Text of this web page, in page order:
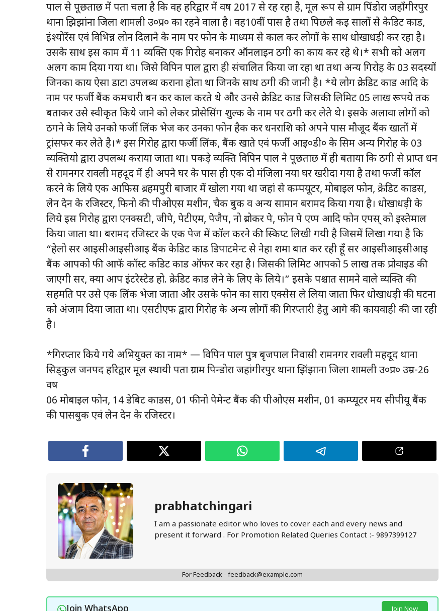
पाल से पूछताछ में पता चला है कि वह हरिद्वार में वर्ष 2017 से रह रहा है, मूल रूप से ग्राम पिंडोरा जहाँगीरपुर
थाना झिझांना जिला शामली उ०प्र० का रहने वाला है। वह10वीं पास है तथा पिछले कई सालों से केडिट कार्ड,
इंश्योरेंस एवं विभिन्न लोन दिलाने के नाम पर फोन के माध्यम से काल कर लोगों के साथ धोखाधड़ी कर रहा है।
उसके साथ इस काम में 11 व्यक्ति एक गिरोह बनाकर ऑनलाइन ठगी का कार्य कर रहे थे।* सभी को अलग
अलग काम दिया गया था। जिसे विपिन पाल द्वारा ही संचालित किया जा रहा था तथा अन्य गिरोह के 03 सदस्यों
जिनका कार्य ऐसा डाटा उपलब्ध कराना होता था जिनके साथ ठगी की जानी है। *ये लोग क्रेडिट कार्ड आदि के
नाम पर फर्जी बैंक कर्मचारी बन कर काल करते थे और उनसे क्रेडिट कार्ड जिसकी लिमिट 05 लाख रूपये तक
बताकर उसे स्वीकृत किये जाने को लेकर प्रोसेसिंग शुल्क के नाम पर ठगी कर लेते थे। इसके अलावा लोगों को
ठगने के लिये उनको फर्जी लिंक भेज कर उनका फोन हैक कर धनराशि को अपने पास मौजूद बैंक खातों में
ट्रांसफर कर लेते है।* इस गिरोह द्वारा फर्जी लिंक, बैंक खाते एवं फर्जी आई०डी० के सिम अन्य गिरोह के 03
व्यक्तियो द्वारा उपलब्ध कराया जाता था। पकड़े व्यक्ति विपिन पाल ने पूछताछ में ही बताया कि ठगी से प्राप्त धन
से रामनगर रावली महदूद में ही अपने घर के पास ही एक दो मंजिला नया घर खरीदा गया है तथा फर्जी कॉल
करने के लिये एक आफिस ब्रहमपुरी बाजार में खोला गया था जहां से कम्पयूटर, मोबाईल फोन, क्रेडिट कार्डस,
लेन देन के रजिस्टर, फिनो की पीओएस मशीन, चैक बुक व अन्य सामान बरामद किया गया है। धोखाधड़ी के
लिये इस गिरोह द्वारा एनक्सटी, जीपे, पेटीएम, पेजैप, नो ब्रोकर पे, फोन पे एप्प आदि फोन एपस् को इस्तेमाल
किया जाता था। बरामद रजिस्टर के एक पेज में कॉल करने की स्किप्ट लिखी गयी है जिसमें लिखा गया है कि
“हेलो सर आईसीआईसीआई बैंक केडिट कार्ड डिपार्टमेन्ट से नेहा शर्मा बात कर रही हूँ सर आईसीआइसीआई
बैंक आपको फी आफॅ कॉस्ट कडिट कार्ड ऑफर कर रहा है। जिसकी लिमिट आपको 5 लाख तक प्रोवाइड की
जाएगी सर, क्या आप इंटरेस्टेड हो. क्रेडिट कार्ड लेने के लिए के लिये।” इसके पश्चात सामने वाले व्यक्ति की
सहमति पर उसे एक लिंक भेजा जाता और उसके फोन का सारा एक्सेस ले लिया जाता फिर धोखाधड़ी की घटना
को अंजाम दिया जाता था। एसटीएफ द्वारा गिरोह के अन्य लोगों की गिरप्तारी हेतु आगे की कार्यवाही की जा रही
है।
*गिरप्तार किये गये अभियुक्त का नाम* — विपिन पाल पुत्र बृजपाल निवासी रामनगर रावली महदूद थाना
सिड्कुल जनपद हरिद्वार मूल स्थायी पता ग्राम पिन्डोरा जहांगीरपुर थाना झिंझाना जिला शामली उ०प्र० उम्र-26
वर्ष
06 मोबाईल फोन, 14 डेबिट कार्डस, 01 फीनो पेमेन्ट बैंक की पीओएस मशीन, 01 कम्प्यूटर मय सीपीयू बैंक
की पासबुक एवं लेन देन के रजिस्टर।
prabhatchingari
I am a passionate editor who loves to cover each and every news and
present it forward . For Promotion Related Queries Contact :- 9897399127
For Feedback - feedback@example.com